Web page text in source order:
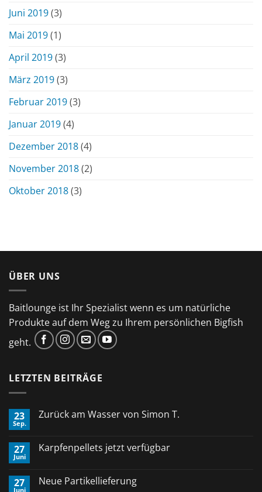
Juni 2019(3)
Mai 2019(1)
April 2019(3)
März 2019(3)
Februar 2019(3)
Januar 2019(4)
Dezember 2018(4)
November 2018(2)
Oktober 2018(3)
ÜBER UNS
Baitlounge ist Ihr Spezialist wenn es um natürliche
Produkte auf dem Weg zu Ihrem persönlichen Bigfish
geht.
LETZTEN BEITRÄGE
23
Sep.
Zurück am Wasser von Simon T.
Zurück
Simon
T.
27
Juni
Karpfenpellets jetzt verfügbar
Karpfenpellets
27
Juni
Neue Partikellieferung